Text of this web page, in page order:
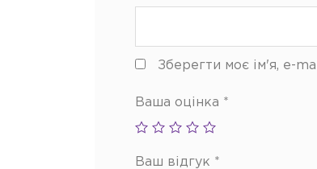
Зберегти моє ім'я, e-
Ваша оцінка *
Ваш відгук *